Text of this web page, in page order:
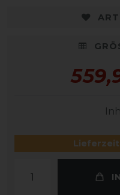
Lieferzeit